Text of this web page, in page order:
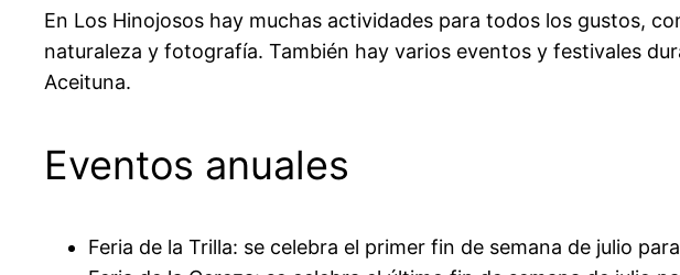
En Los Hinojosos hay muchas actividades para todos los gustos,
naturaleza y fotografía. También hay varios eventos y festivales
Aceituna.
Eventos anuales
Feria de la Trilla: se celebra el primer fin de semana de julio